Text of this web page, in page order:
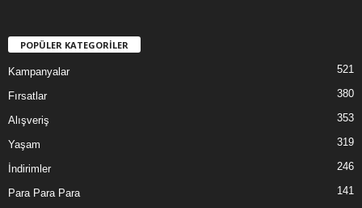
POPÜLER KATEGORİLER
Kampanyalar 521
Fırsatlar 380
Alışveriş 353
Yaşam 319
İndirimler 246
Para Para Para 141